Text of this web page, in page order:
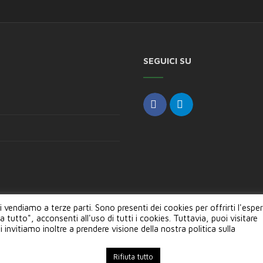
SEGUICI SU
Copyright © 2024, Semi ETS --- Sede Legale: P.za
a terze parti. Sono presenti dei cookies per offrirti
tutto", acconsenti all'uso di tutti i cookies. Tuttavia, puoi visitare
inoltre a prendere visione della nostra politica sulla
Rifiuta tutto